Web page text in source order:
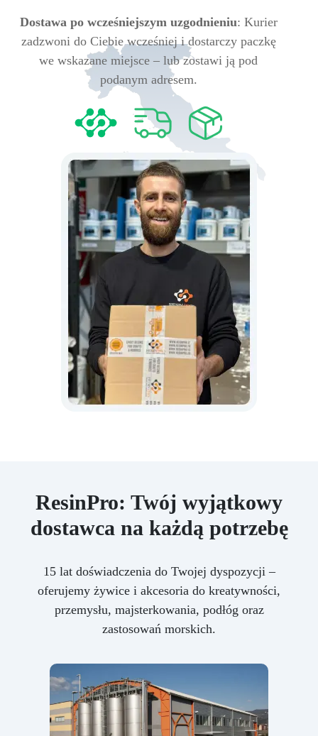
Dostawa po wcześniejszym uzgodnieniu: Kurier
zadzwoni do Ciebie wcześniej i dostarczy paczkę
we wskazane miejsce – lub zostawi ją pod
podanym adresem.
ResinPro: Twój wyjątkowy
dostawca na każdą potrzebę
15 lat doświadczenia do Twojej dyspozycji –
oferujemy żywice i akcesoria do kreatywności,
przemysłu, majsterkowania, podłóg oraz
zastosowań morskich.